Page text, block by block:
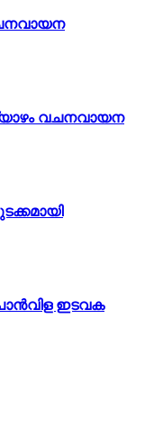
വചനവായന
ഇടവക